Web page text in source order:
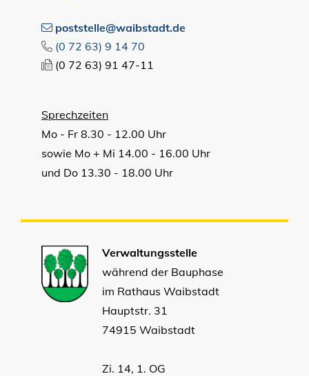
poststelle@waibstadt.de
(0 72 63) 9 14 70
(0 72 63) 91 47-11
Sprechzeiten
Mo - Fr 8.30 - 12.00 Uhr
sowie Mo + Mi 14.00 - 16.00 Uhr
und Do 13.30 - 18.00 Uhr
Verwaltungsstelle
während der Bauphase
im Rathaus Waibstadt
Hauptstr. 31
74915 Waibstadt
Zi. 14, 1. OG